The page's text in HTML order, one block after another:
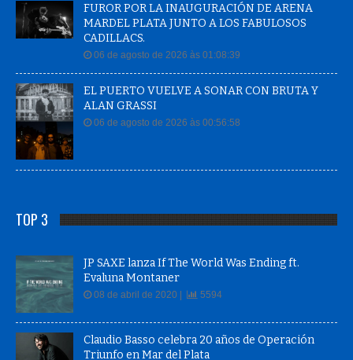
FUROR POR LA INAUGURACIÓN DE ARENA
MARDEL PLATA JUNTO A LOS FABULOSOS
CADILLACS.
06 de agosto de 2026 às 01:08:39
EL PUERTO VUELVE A SONAR CON BRUTA Y
ALAN GRASSI
06 de agosto de 2026 às 00:56:58
TOP 3
JP SAXE lanza If The World Was Ending ft.
Evaluna Montaner
08 de abril de 2020 | 5594
Claudio Basso celebra 20 años de Operación
Triunfo en Mar del Plata